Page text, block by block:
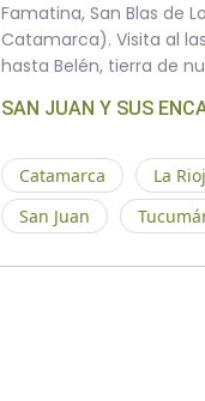
Famatina, San Blas de
Catamarca). Visita al
hasta Belén, tierra de
SAN JUAN Y SUS
Catamarca
La
San Juan